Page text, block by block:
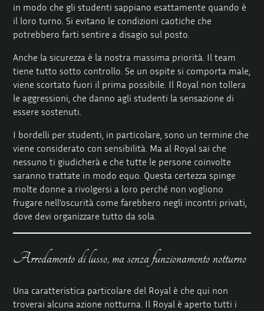
in modo che gli studenti sappiano esattamente quando è
il loro turno. Si evitano le condizioni caotiche che
potrebbero farti sentire a disagio sul posto.
Anche la sicurezza è la nostra massima priorità. Il team
tiene tutto sotto controllo. Se un ospite si comporta male,
viene scortato fuori il prima possibile. Il Royal non tollera
le aggressioni, che danno agli studenti la sensazione di
essere sostenuti.
I bordelli per studenti, in particolare, sono un termine che
viene considerato con sensibilità. Ma al Royal sai che
nessuno ti giudicherà e che tutte le persone coinvolte
saranno trattate in modo equo. Questa certezza spinge
molte donne a rivolgersi a loro perché non vogliono
frugare nell’oscurità come farebbero negli incontri privati,
dove devi organizzare tutto da sola.
Arredamento di lusso, ma senza funzionamento notturno
Una caratteristica particolare del Royal è che qui non
troverai alcuna azione notturna. Il Royal è aperto tutti i